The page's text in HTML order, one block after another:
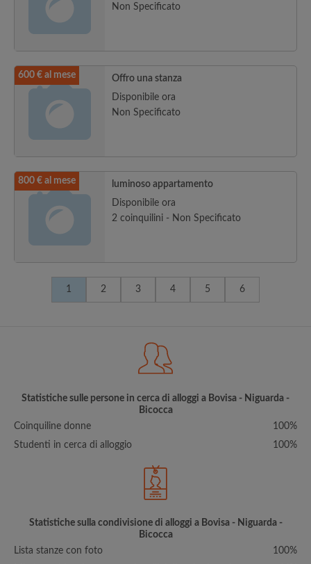
Non Specificato
600 € al mese
Offro una stanza
Disponibile ora
Non Specificato
800 € al mese
luminoso appartamento
Disponibile ora
2 coinquilini - Non Specificato
1 2 3 4 5 6
Statistiche sulle persone in cerca di alloggi a Bovisa - Niguarda -
Bicocca
Coinquiline donne
100%
Studenti in cerca di alloggio
100%
Statistiche sulla condivisione di alloggi a Bovisa - Niguarda -
Bicocca
Lista stanze con foto
100%